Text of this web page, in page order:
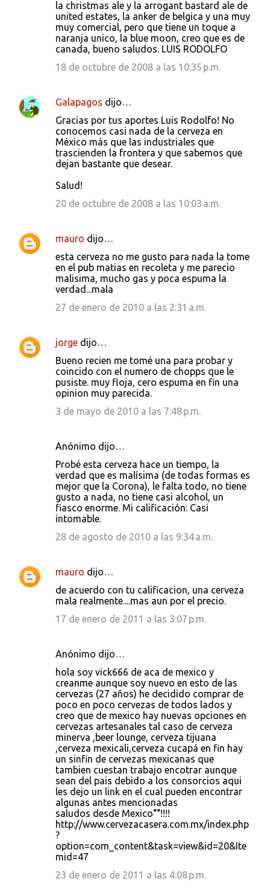
la christmas ale y la arrogant bastard ale de
united estates, la anker de belgica y una muy
muy comercial, pero que tiene un toque a
naranja unico, la blue moon, creo que es de
canada, bueno saludos. LUIS RODOLFO
18 de octubre de 2008 a las 10:35 p.m.
Galapagos dijo…
Gracias por tus aportes Luis Rodolfo! No
conocemos casi nada de la cerveza en
México más que las industriales que
trascienden la frontera y que sabemos que
dejan bastante que desear.
Salud!
20 de octubre de 2008 a las 10:03 a.m.
mauro dijo…
esta cerveza no me gusto para nada la tome
en el pub matias en recoleta y me parecio
malisima, mucho gas y poca espuma la
verdad...mala
27 de enero de 2010 a las 2:31 a.m.
jorge dijo…
Bueno recien me tomé una para probar y
coincido con el numero de chopps que le
pusiste. muy floja, cero espuma en fin una
opinion muy parecida.
3 de mayo de 2010 a las 7:48 p.m.
Anónimo dijo…
Probé esta cerveza hace un tiempo, la
verdad que es malísima (de todas formas es
mejor que la Corona), le falta todo, no tiene
gusto a nada, no tiene casi alcohol, un
fiasco enorme. Mi calificación: Casi
intomable.
28 de agosto de 2010 a las 9:34 a.m.
mauro dijo…
de acuerdo con tu calificacion, una cerveza
mala realmente....mas aun por el precio.
17 de enero de 2011 a las 3:07 p.m.
Anónimo dijo…
hola soy vick666 de aca de mexico y
creanme aunque soy nuevo en esto de las
cervezas (27 años) he decidido comprar de
poco en poco cervezas de todos lados y
creo que de mexico hay nuevas opciones en
cervezas artesanales tal caso de cerveza
minerva ,beer lounge, cerveza tijuana
,cerveza mexicali,cerveza cucapá en fin hay
un sinfin de cervezas mexicanas que
tambien cuestan trabajo encotrar aunque
sean del pais debido a los consorcios aqui
les dejo un link en el cual pueden encontrar
algunas antes mencionadas
saludos desde Mexico°°!!!!
http://www.cervezacasera.com.mx/index.php
?
option=com_content&task=view&id=20&Ite
mid=47
23 de enero de 2011 a las 4:08 p.m.